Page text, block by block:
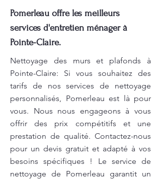
Pomerleau offre les meilleurs
services d'entretien ménager à
Pointe-Claire.
Nettoyage des murs et plafonds à
Pointe-Claire: Si vous souhaitez des
tarifs de nos services de nettoyage
personnalisés, Pomerleau est là pour
vous. Nous nous engageons à vous
offrir des prix compétitifs et une
prestation de qualité. Contactez-nous
pour un devis gratuit et adapté à vos
besoins spécifiques ! Le service de
nettoyage de Pomerleau garantit un